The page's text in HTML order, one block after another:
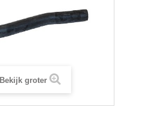
Bekijk groter